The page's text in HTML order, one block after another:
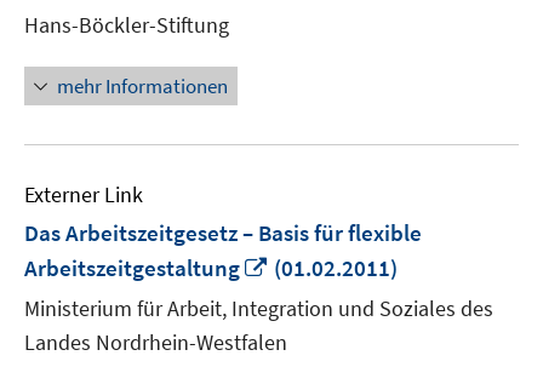
Hans-Böckler-Stiftung
mehr Informationen
Externer Link
Das Arbeitszeitgesetz – Basis für flexible
Arbeitszeitgestaltung
In
neuem
Fenster
öffnen
(01.02.2011)
Ministerium für Arbeit, Integration und Soziales des
Landes Nordrhein-Westfalen